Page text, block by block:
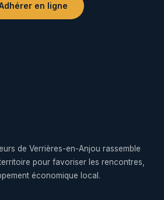
en ligne
de Verrières-en-Anjou rassemble
pour favoriser les rencontres,
économique local.